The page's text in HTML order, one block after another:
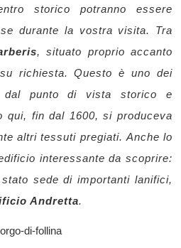
storico potranno essere
durante la vostra visita. Tra
, situato proprio accanto
richiesta. Questo è uno dei
dal punto di vista storico e
qui, fin dal 1600, si produceva
altri tessuti pregiati. Anche lo
interessante da scoprire:
sede di importanti lanifici,
Andretta.